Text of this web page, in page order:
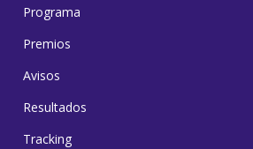
Programa
Premios
Avisos
Resultados
Tracking